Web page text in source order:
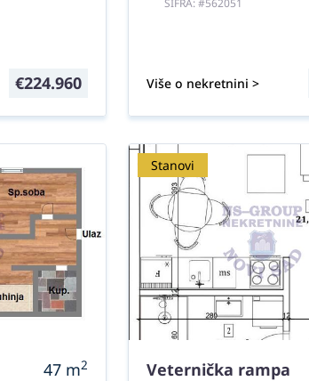
€224.960
ŠIFRA: #562051
Više o nekretnini >
47 m2
Stanovi
Veternička rampa